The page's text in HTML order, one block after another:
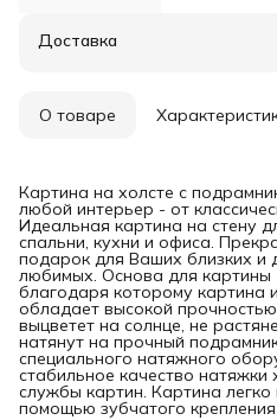
Доставка
О товаре
Картина на холсте с
любой интерьер - от
Идеальная картина на стену
спальни, кухни и офиса.
подарок для Ваших близких и
любимых. Основа для картины
благодаря которому картина
обладает высокой
выцветет на солнце, не
натянут на прочный
специального натяжного
стабильное качество натяжки
службы картин. Картина
помощью зубчатого